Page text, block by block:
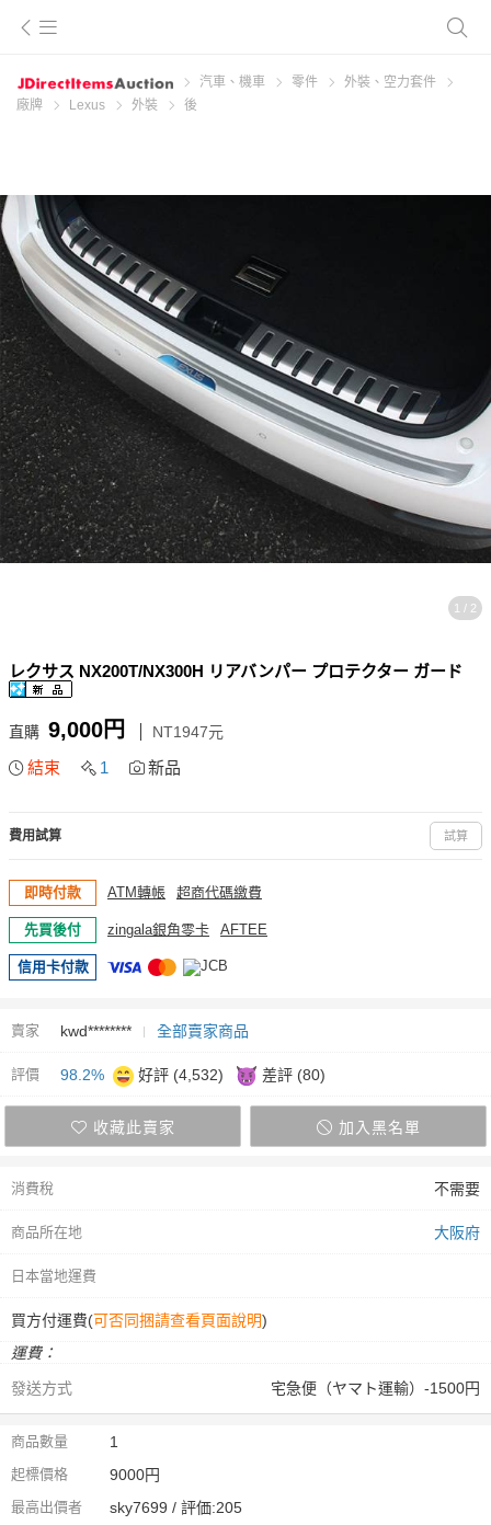
汽車、機車 零件
外裝、空力套件
廠牌
Lexus 外裝 後
1 / 2
レクサス NX200T/NX300H リアバンパー プロテクター ガード
直購 9,000円 NT1947元
結束 1 新品
費用試算 試算
即時付款 ATM轉帳 超商代碼繳費
先買後付 zingala銀角零卡 AFTEE
信用卡付款
賣家 kwd******** 全部賣家商品
評價 98.2% 好評 (4,532) 差評 (80)
收藏此賣家 加入黑名單
消費稅 不需要
商品所在地 大阪府
日本當地運費
買方付運費(可否同捆請查看頁面說明)
運費：
發送方式
宅急便（ヤマト運輸）-1500円
商品數量 1
起標價格 9000円
最高出價者 sky7699 / 評価:205